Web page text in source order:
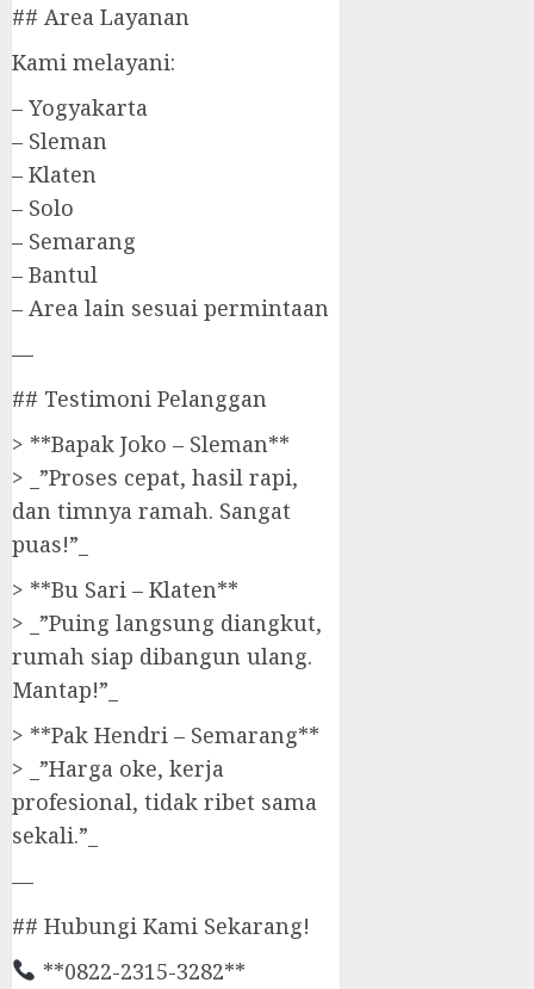
## Area Layanan
Kami melayani:
– Yogyakarta
– Sleman
– Klaten
– Solo
– Semarang
– Bantul
– Area lain sesuai permintaan
—
## Testimoni Pelanggan
> **Bapak Joko – Sleman**
> _”Proses cepat, hasil rapi,
dan timnya ramah. Sangat
puas!”_
> **Bu Sari – Klaten**
> _”Puing langsung diangkut,
rumah siap dibangun ulang.
Mantap!”_
> **Pak Hendri – Semarang**
> _”Harga oke, kerja
profesional, tidak ribet sama
sekali.”_
—
## Hubungi Kami Sekarang!
**0822-2315-3282**